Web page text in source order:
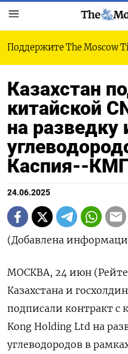
Поддержите The Moscow
Казахстан
китайской
на
Каспия--КМГ
24.06.2025
(Добавлена
МОСКВА, 24 июн
Казахстана и
подписали контракт с
Kong Holding Ltd на
углеводородов в